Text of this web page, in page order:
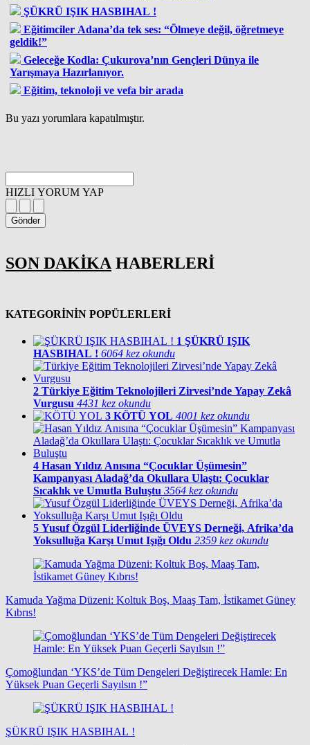
ŞÜKRÜ IŞIK HASBIHAL !
Eğitimciler Adana’da tek ses: “Ölmeye değil, öğretmeye
geldik!”
Geleceğe Kodla: Çukurova’nın Gençleri Dünya ile
Yarışmaya Hazırlanıyor.
Eğitim, teknoloji ve vefa bir arada
Bu yazı yorumlara kapatılmıştır.
HIZLI YORUM YAP
Gönder
SON DAKİKA HABERLERİ
KATEGORİNİN POPÜLERLERİ
1 ŞÜKRÜ IŞIK
HASBIHAL ! 6064 kez okundu
2 Türkiye Eğitim Teknolojileri Zirvesi’nde Yapay Zekâ
Vurgusu 4431 kez okundu
3 KÖTÜ YOL 4001 kez okundu
4 Hasan Yıldız Anısına “Çocuklar Üşümesin”
Kampanyası Aladağ’da Okullara Ulaştı: Çocuklar
Sıcaklık ve Umutla Buluştu 3564 kez okundu
5 Yusuf Özgül Liderliğinde ÜVEYS Derneği, Afrika’da
Yoksulluğa Karşı Umut Işığı Oldu 2359 kez okundu
Kamuda Yağma Düzeni: Koltuk Boş, Maaş Tam, İstikamet Güney
Kıbrıs!
Çomoğlundan ‘YKS’de Tüm Dengeleri Değiştirecek Hamle: En
Yüksek Puan Geçerli Sayılsın !”
ŞÜKRÜ IŞIK HASBIHAL !